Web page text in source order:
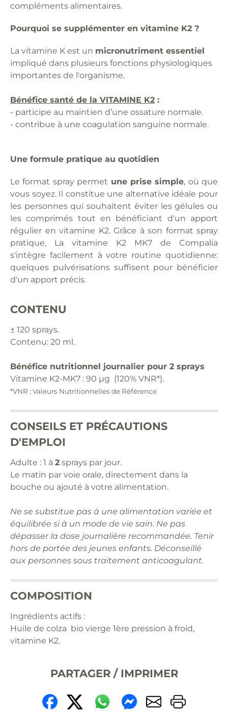
compléments alimentaires.
Pourquoi se supplémenter en vitamine K2 ?
La vitamine K est un micronutriment essentiel
impliqué dans plusieurs fonctions physiologiques
importantes de l'organisme.
Bénéfice santé de la VITAMINE K2 :
- participe au maintien d’une ossature normale.
- contribue à une coagulation sanguine normale.
Une formule pratique au quotidien
Le format spray permet une prise simple, où que
vous soyez. Il constitue une alternative idéale pour
les personnes qui souhaitent éviter les gélules ou
les comprimés tout en bénéficiant d'un apport
régulier en vitamine K2. Grâce à son format spray
pratique, La vitamine K2 MK7 de Compalia
s'intègre facilement à votre routine quotidienne:
quelques pulvérisations suffisent pour bénéficier
d'un apport précis.
CONTENU
± 120 sprays.
Contenu: 20 ml.
Bénéfice nutritionnel journalier pour 2 sprays
Vitamine K2-MK7 : 90 µg (120% VNR*).
*VNR : Valeurs Nutritionnelles de Référence
CONSEILS ET PRÉCAUTIONS
D'EMPLOI
Adulte : 1 à 2 sprays par jour.
Le matin par voie orale, directement dans la
bouche ou ajouté à votre alimentation.
Ne se substitue pas à une alimentation variée et
équilibrée si à un mode de vie sain. Ne pas
dépasser la dose journalière recommandée. Tenir
hors de portée des jeunes enfants. Déconseillé
aux personnes sous traitement anticoagulant.
COMPOSITION
Ingrédients actifs :
Huile de colza bio vierge 1ère pression à froid,
vitamine K2.
PARTAGER / IMPRIMER